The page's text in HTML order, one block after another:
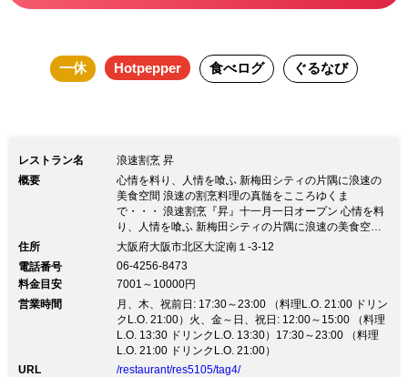
一休 Hotpepper 食べログ ぐるなび
レストラン名
浪速割烹 昇
概要
心情を料り、人情を喰ふ 新梅田シティの片隅に浪速の
美食空間 浪速の割烹料理の真髄をこころゆくま
で・・・ 浪速割烹『昇』十一月一日オープン 心情を料
り、人情を喰ふ 新梅田シティの片隅に浪速の美食空間
浪速の割烹料理の真髄をこころゆくまで・・・ 浪速割
桝田」にて8年、「浪速割烹 喜川」で5年半修業し、 料
理長を任された落合昇による『浪速割烹 昇』 「始末の
心を守る」浪速割烹の真髄をお楽しみください。 ◆厳
選したこだわりの食材 浪速の伝統野菜を中心に、その
時期に一番美味しい野菜を仕入れております。 魚は産
地にこだわらず、その日に一番いいものを仕入れ、 ま
ぐろは築地より大間産を直送しております。 ◆特別な
住所
大阪府大阪市北区大淀南１-3-12
電話番号
06-4256-8473
料金目安
7001～10000円
営業時間
月、木、祝前日: 17:30～23:00 （料理L.O. 21:00 ドリン
クL.O. 21:00）火、金～日、祝日: 12:00～15:00 （料理
L.O. 13:30 ドリンクL.O. 13:30）17:30～23:00 （料理
L.O. 21:00 ドリンクL.O. 21:00）
URL
/restaurant/res5105/tag4/